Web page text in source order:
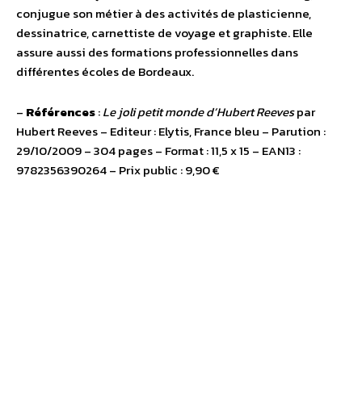
conjugue son métier à des activités de plasticienne,
dessinatrice, carnettiste de voyage et graphiste. Elle
assure aussi des formations professionnelles dans
différentes écoles de Bordeaux.
– Références:Le joli petit monde d’Hubert Reevespar
Hubert Reeves – Editeur : Elytis, France bleu – Parution :
29/10/2009 – 304 pages – Format : 11,5 x 15 – EAN13 :
9782356390264 – Prix public : 9,90 €